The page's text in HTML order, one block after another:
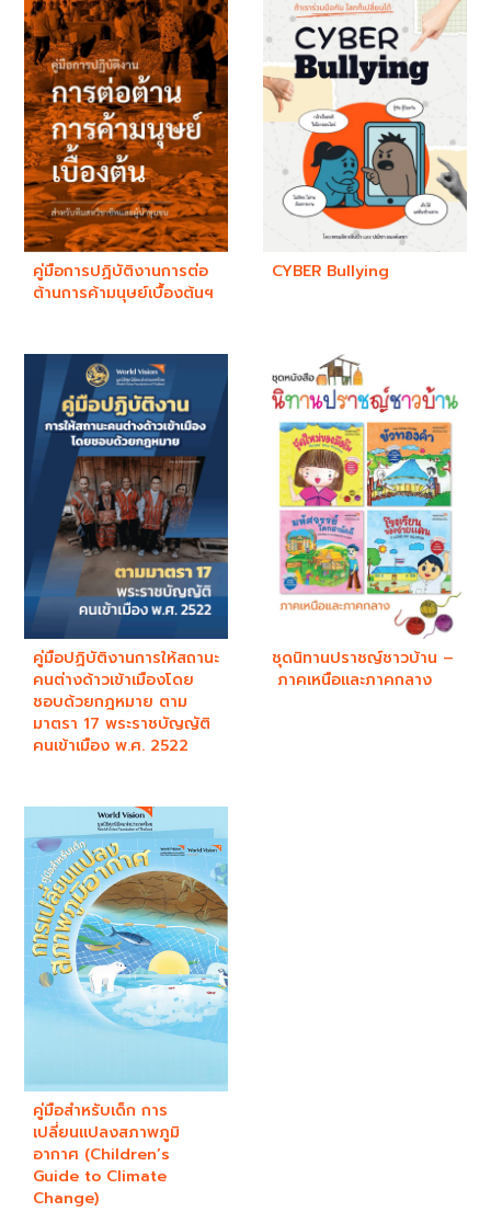
คู่มือการปฏิบัติงานการต่อ
ต้านการค้ามนุษย์เบื้องต้นฯ
CYBER Bullying
คู่มือปฏิบัติงานการให้สถานะ
คนต่างด้าวเข้าเมืองโดย
ชอบด้วยกฎหมาย ตาม
มาตรา 17 พระราชบัญญัติ
คนเข้าเมือง พ.ศ. 2522
ชุดนิทานปราชญ์ชาวบ้าน –
ภาคเหนือและภาคกลาง
คู่มือสำหรับเด็ก การ
เปลี่ยนแปลงสภาพภูมิ
อากาศ (Children’s
Guide to Climate
Change)